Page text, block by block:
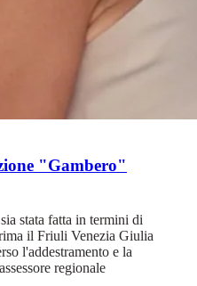
"Gambero"
stata fatta in termini di
il Friuli Venezia Giulia
l'addestramento e la
regionale